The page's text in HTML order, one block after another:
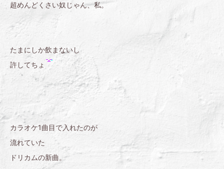
超めんどくさい奴じゃん、私。
たまにしか飲まないし
許してちょ
カラオケ1曲目で入れたのが
流れていた
ドリカムの新曲。